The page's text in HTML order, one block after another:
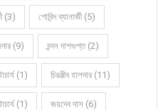
(3) গোবিন্দ ব্যানার্জী (5)
(9) চন্দন দাশগুপ্ত (2)
(1) চিরঞ্জীব হালদার (11)
(1) জয়দেব দাস (6)